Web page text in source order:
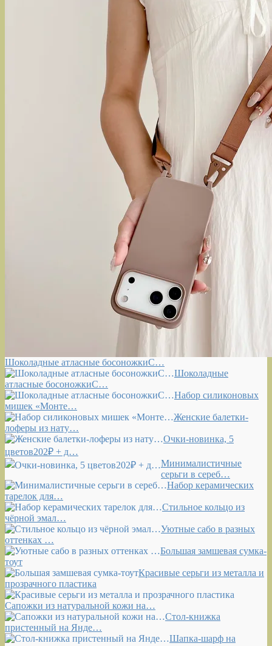
Шоколадные атласные босоножкиС…
Шоколадные
атласные босоножкиС…
Набор силиконовых
мишек «Монте…
Женские балетки-
лоферы из нату…
Очки-новинка, 5
цветов202₽ + д…
Минималистичные
серьги в сереб…
Набор керамических
тарелок для…
Стильное кольцо из
чёрной эмал…
Уютные сабо в разных
оттенках …
Большая замшевая сумка-
тоут
Красивые серьги из металла и
прозрачного пластика
Сапожки из натуральной кожи на…
Стол-книжка
пристенный на Янде…
Шапка-шарф на